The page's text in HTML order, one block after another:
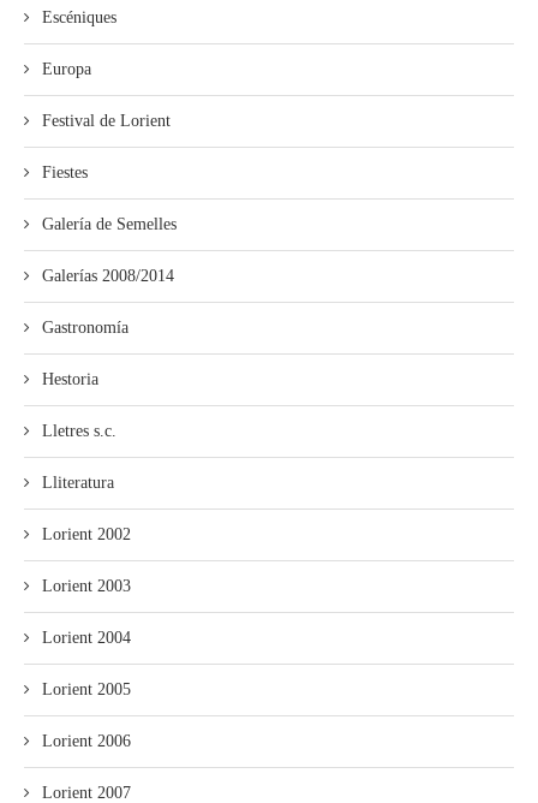
Escéniques
Europa
Festival de Lorient
Fiestes
Galería de Semelles
Galerías 2008/2014
Gastronomía
Hestoria
Lletres s.c.
Lliteratura
Lorient 2002
Lorient 2003
Lorient 2004
Lorient 2005
Lorient 2006
Lorient 2007